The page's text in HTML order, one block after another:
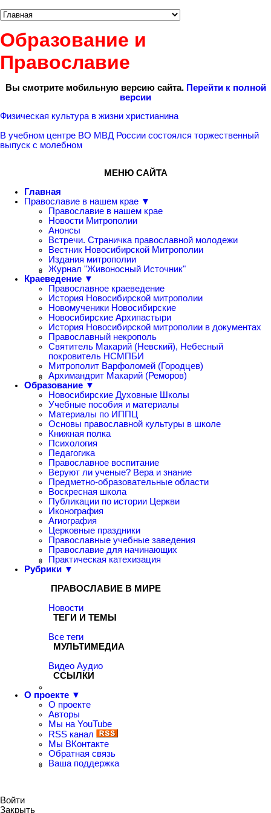
Образование и
Православие
Вы смотрите мобильную версию сайта. Перейти к полной
версии
Физическая культура в жизни христианина
В учебном центре ВО МВД России состоялся торжественный
выпуск с молебном
МЕНЮ САЙТА
Главная
Православие в нашем крае ▼
Православие в нашем крае
Новости Митрополии
Анонсы
Встречи. Страничка православной молодежи
Вестник Новосибирской Митрополии
Издания митрополии
Журнал "Живоносный Источник"
Краеведение ▼
Православное краеведение
История Новосибирской митрополии
Новомученики Новосибирские
Новосибирские Архипастыри
История Новосибирской митрополии в документах
Православный некрополь
Святитель Макарий (Невский), Небесный
покровитель НСМПБИ
Митрополит Варфоломей (Городцев)
Архимандрит Макарий (Реморов)
Образование ▼
Новосибирские Духовные Школы
Учебные пособия и материалы
Материалы по ИППЦ
Основы православной культуры в школе
Книжная полка
Психология
Педагогика
Православное воспитание
Веруют ли ученые? Вера и знание
Предметно-образовательные области
Воскресная школа
Публикации по истории Церкви
Иконография
Агиография
Церковные праздники
Православные учебные заведения
Православие для начинающих
Практическая катехизация
Рубрики ▼
ПРАВОСЛАВИЕ В МИРЕ
Новости
ТЕГИ И ТЕМЫ
Все теги
МУЛЬТИМЕДИА
Видео Аудио
ССЫЛКИ
О проекте ▼
О проекте
Авторы
Мы на YouTube
RSS канал
Мы ВКонтакте
Обратная связь
Ваша поддержка
Войти
Закрыть